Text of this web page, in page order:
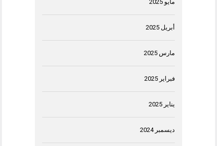
مايو 2025
أبريل 2025
مارس 2025
فبراير 2025
يناير 2025
ديسمبر 2024